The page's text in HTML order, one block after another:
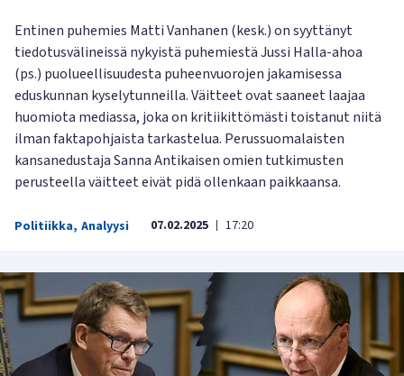
Entinen puhemies Matti Vanhanen (kesk.) on syyttänyt
tiedotusvälineissä nykyistä puhemiestä Jussi Halla-ahoa
(ps.) puolueellisuudesta puheenvuorojen jakamisessa
eduskunnan kyselytunneilla. Väitteet ovat saaneet laajaa
huomiota mediassa, joka on kritiikittömästi toistanut niitä
ilman faktapohjaista tarkastelua. Perussuomalaisten
kansanedustaja Sanna Antikaisen omien tutkimusten
perusteella väitteet eivät pidä ollenkaan paikkaansa.
Politiikka, Analyysi 07.02.2025 | 17:20